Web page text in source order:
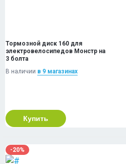
Тормозной диск 160 для
электровелосипедов Монстр на
3 болта
В наличии в 9 магазинах
Купить
-20%